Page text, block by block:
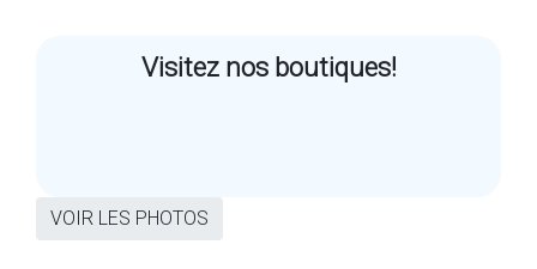
Visitez nos boutiques!
VOIR LES PHOTOS